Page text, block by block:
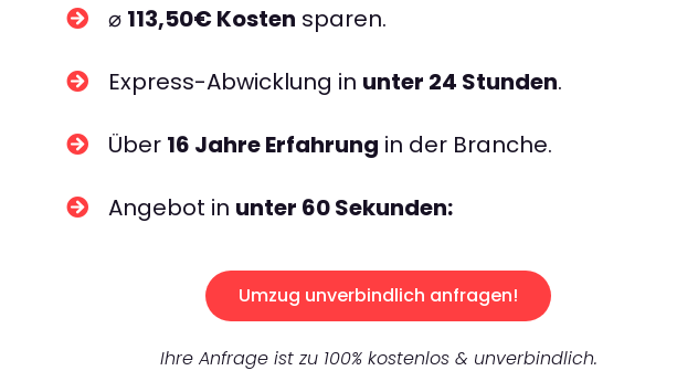
⌀ 113,50€ Kosten sparen.
Express-Abwicklung in unter 24 Stunden.
Über 16 Jahre Erfahrung in der Branche.
Angebot in unter 60 Sekunden:
Umzug unverbindlich anfragen!
Ihre Anfrage ist zu 100% kostenlos & unverbindlich.